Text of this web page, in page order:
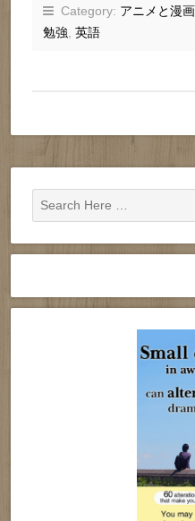
Category: アニメと漫画
勉強, 英語